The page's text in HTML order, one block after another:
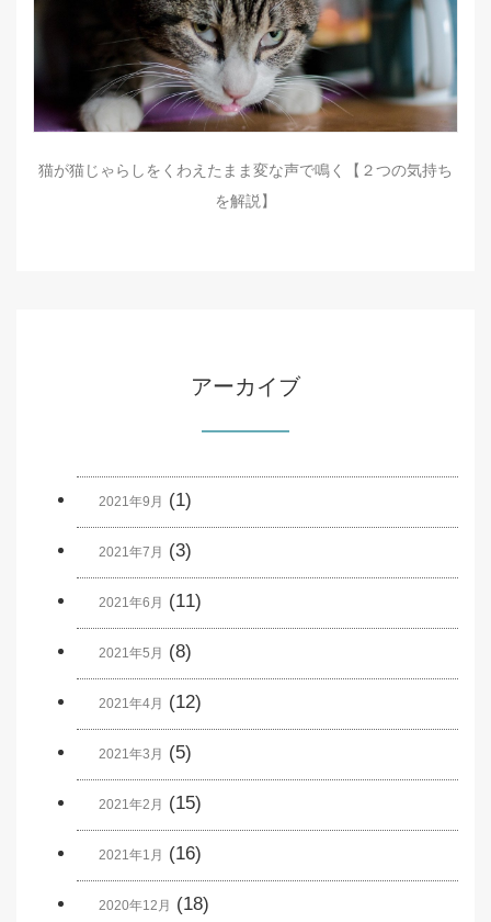
猫が猫じゃらしをくわえたまま変な声で鳴く【２つの気持ち
を解説】
アーカイブ
2021年9月 (1)
2021年7月 (3)
2021年6月 (11)
2021年5月 (8)
2021年4月 (12)
2021年3月 (5)
2021年2月 (15)
2021年1月 (16)
2020年12月 (18)